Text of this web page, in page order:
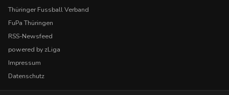
Thüringer Fussball Verband
FuPa Thüringen
RSS-Newsfeed
powered by zLiga
Impressum
Datenschutz